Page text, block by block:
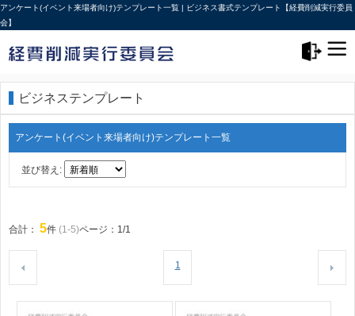
アンケート(イベント来場者向け)テンプレート一覧 | ビジネス書式テンプレート【経費削減実行委員
会】
ビジネステンプレート
アンケート(イベント来場者向け)テンプレート一覧
並び替え:
合計： 5件 (1-5)ページ：1/1
1